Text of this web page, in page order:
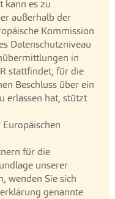
kann es zu
außerhalb der
Kommission
Datenschutzniveau
in
stattfindet, für die
Beschluss über ein
erlassen hat, stützt
für die
unserer
wenden Sie sich
genannte